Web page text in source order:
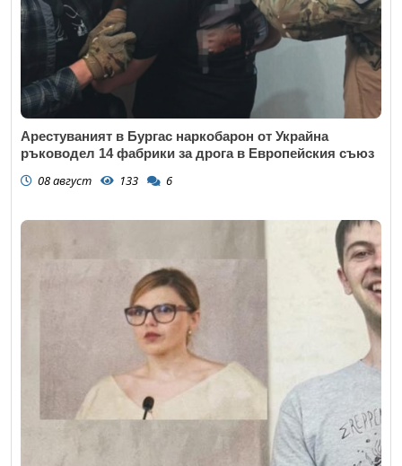
Арестуваният в Бургас наркобарон от Украйна
ръководел 14 фабрики за дрога в Европейския съюз
08 август 133 6